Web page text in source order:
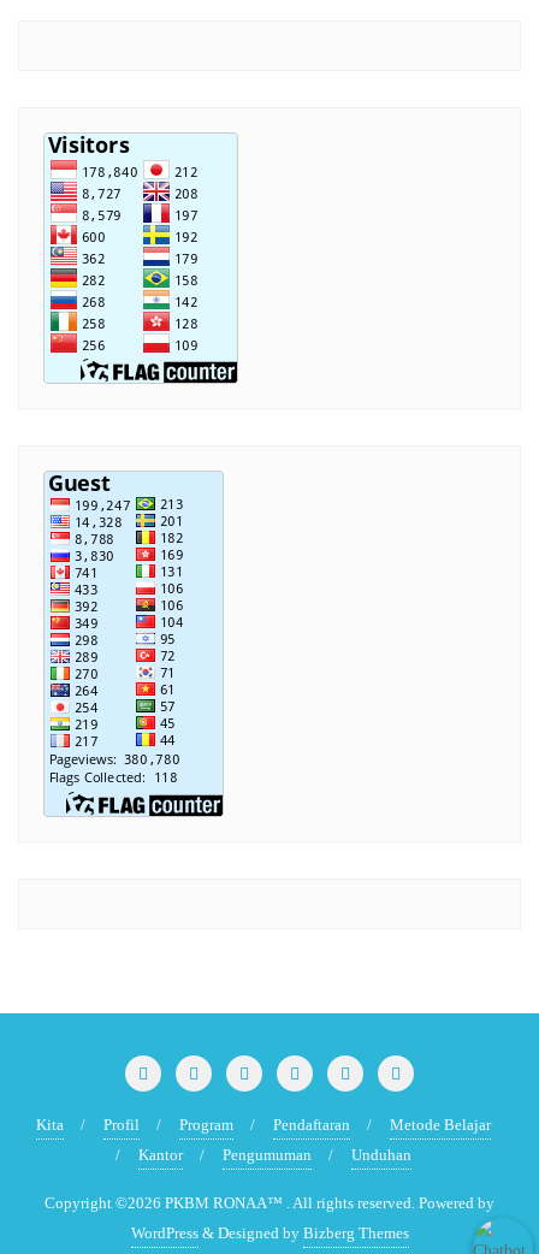
Kita Profil Program Pendaftaran
Metode Belajar
Kantor
Pengumuman Unduhan
Copyright ©2026 PKBM RONAA™ . All rights reserved. Powered by
WordPress & Designed by Bizberg Themes